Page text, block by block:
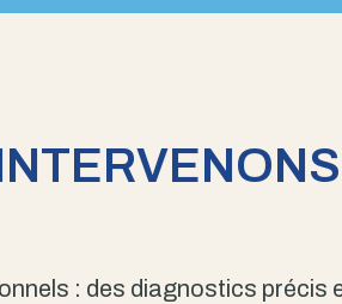
: des diagnostics précis